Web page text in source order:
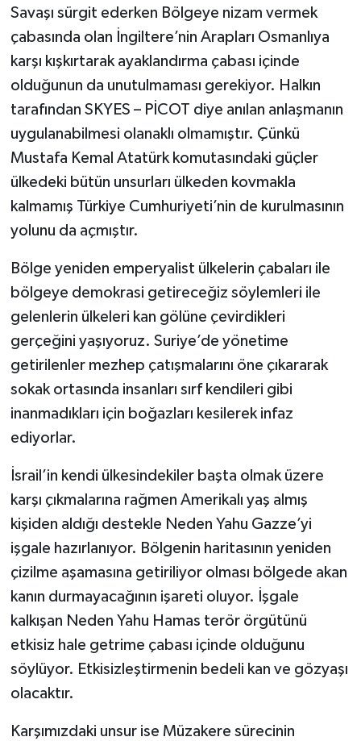
Savaşı sürgit ederken Bölgeye nizam vermek
çabasında olan İngiltere’nin Arapları Osmanlıya
karşı kışkırtarak ayaklandırma çabası içinde
olduğunun da unutulmaması gerekiyor. Halkın
tarafından SKYES – PİCOT diye anılan anlaşmanın
uygulanabilmesi olanaklı olmamıştır. Çünkü
Mustafa Kemal Atatürk komutasındaki güçler
ülkedeki bütün unsurları ülkeden kovmakla
kalmamış Türkiye Cumhuriyeti’nin de kurulmasının
yolunu da açmıştır.
Bölge yeniden emperyalist ülkelerin çabaları ile
bölgeye demokrasi getireceğiz söylemleri ile
gelenlerin ülkeleri kan gölüne çevirdikleri
gerçeğini yaşıyoruz. Suriye’de yönetime
getirilenler mezhep çatışmalarını öne çıkararak
sokak ortasında insanları sırf kendileri gibi
inanmadıkları için boğazları kesilerek infaz
ediyorlar.
İsrail’in kendi ülkesindekiler başta olmak üzere
karşı çıkmalarına rağmen Amerikalı yaş almış
kişiden aldığı destekle Neden Yahu Gazze’yi
işgale hazırlanıyor. Bölgenin haritasının yeniden
çizilme aşamasına getiriliyor olması bölgede akan
kanın durmayacağının işareti oluyor. İşgale
kalkışan Neden Yahu Hamas terör örgütünü
etkisiz hale getrime çabası içinde olduğunu
söylüyor. Etkisizleştirmenin bedeli kan ve gözyaşı
olacaktır.
Karşımızdaki unsur ise Müzakere sürecinin